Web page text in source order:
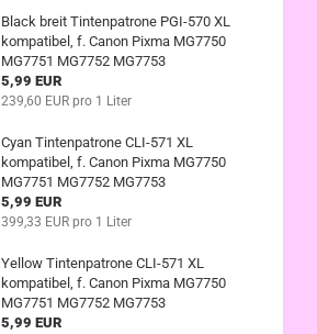
Black breit Tintenpatrone PGI-570 XL
kompatibel, f. Canon Pixma MG7750
MG7751 MG7752 MG7753
5,99 EUR
239,60 EUR pro 1 Liter
Cyan Tintenpatrone CLI-571 XL
kompatibel, f. Canon Pixma MG7750
MG7751 MG7752 MG7753
5,99 EUR
399,33 EUR pro 1 Liter
Yellow Tintenpatrone CLI-571 XL
kompatibel, f. Canon Pixma MG7750
MG7751 MG7752 MG7753
5,99 EUR